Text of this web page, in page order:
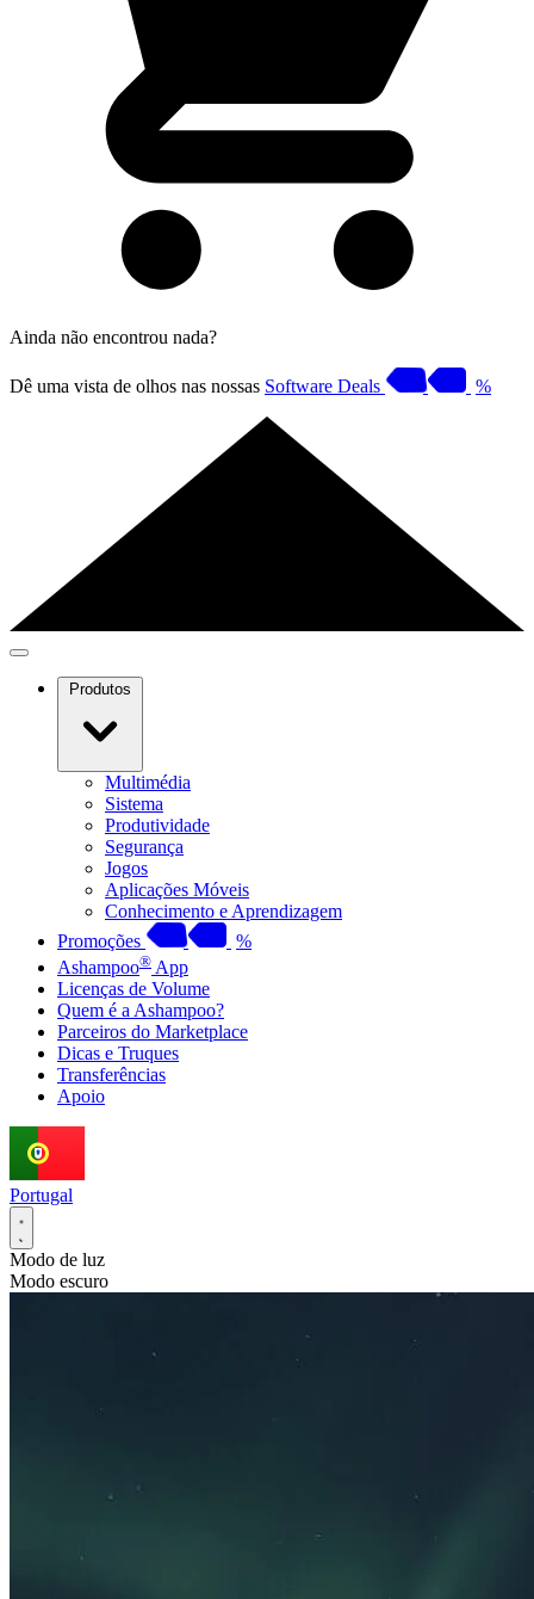
Ainda não encontrou nada?
Dê uma vista de olhos nas nossas Software Deals %
Produtos
Multimédia
Sistema
Produtividade
Segurança
Jogos
Aplicações Móveis
Conhecimento e Aprendizagem
Promoções
%
Ashampoo® App
Licenças de Volume
Quem é a Ashampoo?
Parceiros do Marketplace
Dicas e Truques
Transferências
Apoio
Portugal
Modo de luz
Modo escuro